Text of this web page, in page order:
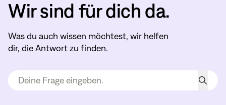
Wir sind für dich da.
Was du auch wissen möchtest, wir helfen
dir, die Antwort zu finden.